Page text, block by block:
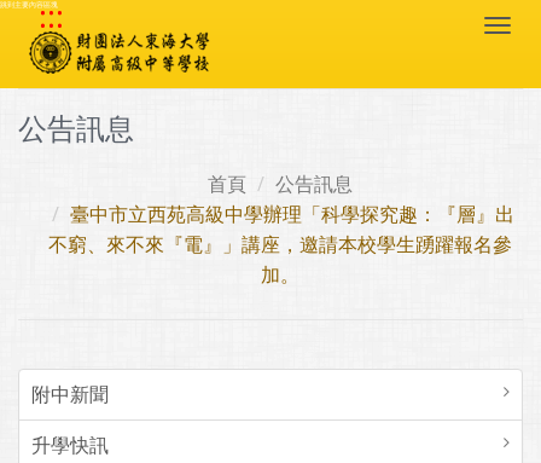
跳到主要內容區塊
:::
公告訊息
首頁
公告訊息
臺中市立西苑高級中學辦理「科學探究趣：『層』出
不窮、來不來『電』」講座，邀請本校學生踴躍報名參
加。
附中新聞
升學快訊